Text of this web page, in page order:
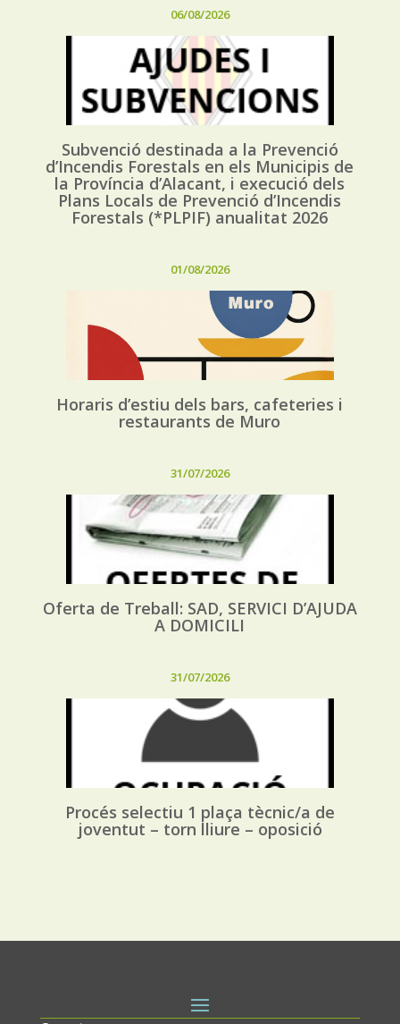
06/08/2026
Subvenció destinada a la Prevenció
d’Incendis Forestals en els Municipis de
la Província d’Alacant, i execució dels
Plans Locals de Prevenció d’Incendis
Forestals (*PLPIF) anualitat 2026
01/08/2026
Horaris d’estiu dels bars, cafeteries i
restaurants de Muro
31/07/2026
Oferta de Treball: SAD, SERVICI D’AJUDA
A DOMICILI
31/07/2026
Procés selectiu 1 plaça tècnic/a de
joventut – torn lliure – oposició